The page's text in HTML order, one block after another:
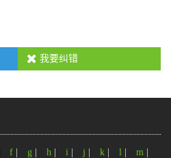
我要纠错
f g h i j k l m